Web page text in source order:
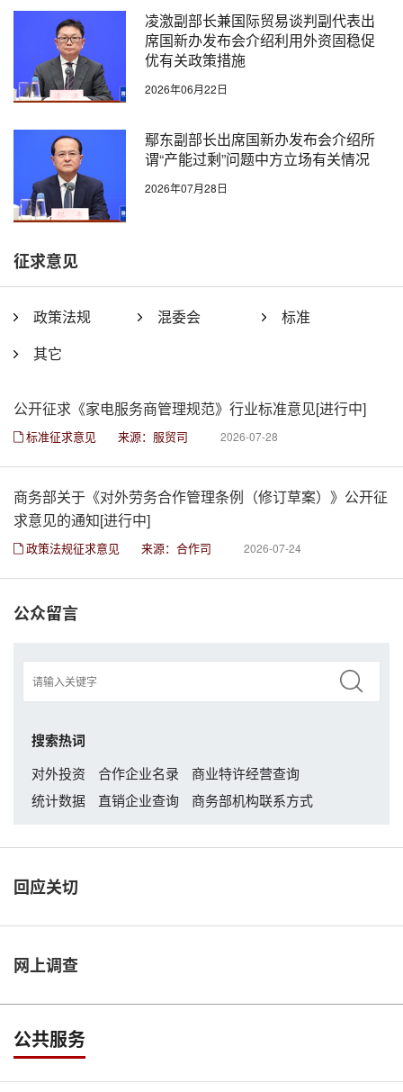
凌激副部长兼国际贸易谈判副代表出
席国新办发布会介绍利用外资固稳促
优有关政策措施
2026年06月22日
鄢东副部长出席国新办发布会介绍所
谓“产能过剩”问题中方立场有关情况
2026年07月28日
征求意见
政策法规 混委会
标准
其它
公开征求《家电服务商管理规范》行业标准意见[进行中]
标准征求意见 来源：服贸司 2026-07-28
商务部关于《对外劳务合作管理条例（修订草案）》公开征
求意见的通知[进行中]
政策法规征求意见 来源：合作司 2026-07-24
公众留言
搜索热词
对外投资 合作企业名录
商业特许经营查询
统计数据
直销企业查询 商务部机构联系方式
回应关切
网上调查
公共服务